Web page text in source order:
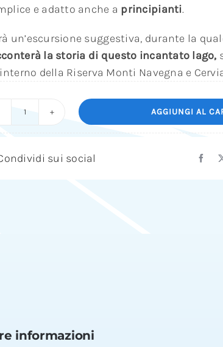
e adatto anche a principianti.
un’escursione suggestiva, durante la
la storia di questo incantato lago,
della Riserva Monti Navegna e
Kayak
AGGIUNGI AL
sui social
informazioni